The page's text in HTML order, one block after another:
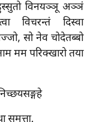
विनयञ्ञू अञ्ञं
विचरन्तं दिस्वा
सो नेव चोदेतब्बो
मम परिक्खारो तया